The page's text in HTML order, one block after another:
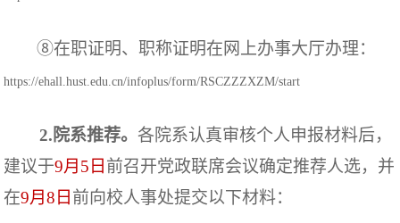
⑧在职证明、职称证明在网上办事大厅办理：
https://ehall.hust.edu.cn/infoplus/form/RSCZZZXZM/start
2.院系推荐。 各院系认真审核个人申报材料后，
建议于9月5日 前召开党政联席会议确定推荐人选，并
在9月8日 前向校人事处提交以下材料：